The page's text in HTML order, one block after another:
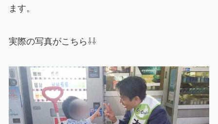
ます。
実際の写真がこちら⇩⇩